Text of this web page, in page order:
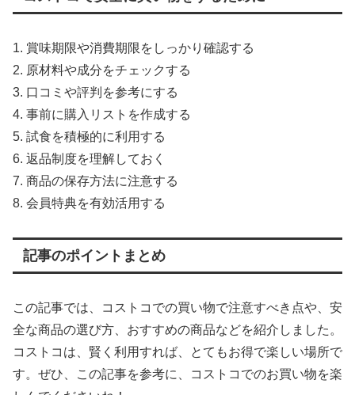
1. 賞味期限や消費期限をしっかり確認する
2. 原材料や成分をチェックする
3. 口コミや評判を参考にする
4. 事前に購入リストを作成する
5. 試食を積極的に利用する
6. 返品制度を理解しておく
7. 商品の保存方法に注意する
8. 会員特典を有効活用する
記事のポイントまとめ
この記事では、コストコでの買い物で注意すべき点や、安
全な商品の選び方、おすすめの商品などを紹介しました。
コストコは、賢く利用すれば、とてもお得で楽しい場所で
す。ぜひ、この記事を参考に、コストコでのお買い物を楽